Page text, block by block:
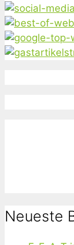
Neueste